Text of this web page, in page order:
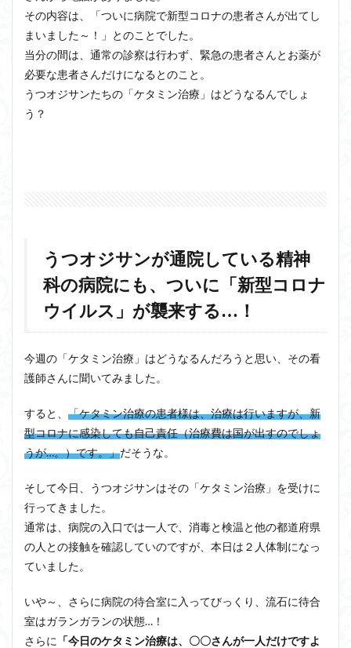
その内容は、「ついに病院で新型コロナの患者さんが出てし
まいました～！」とのことでした。
当分の間は、通常の診察は行わず、緊急の患者さんとお薬が
必要な患者さんだけになるとのこと。
うつオジサンたちの「ケタミン治療」はどうなるんでしょ
う？
うつオジサンが通院している精神
科の病院にも、ついに「新型コロナ
ウイルス」が襲来する…！
今週の「ケタミン治療」はどうなるんだろうと思い、その看
護師さんに聞いてみました。
すると、 「ケタミン治療の患者様は、治療は行いますが、新
型コロナに感染しても自己責任（治療費は国が出すのでしょ
うが…。）です。」だそうな。
そして今日、うつオジサンはその「ケタミン治療」を受けに
行ってきました。
通常は、病院の入口では一人で、消毒と検温と他の都道府県
の人との接触を確認していのですが、本日は２人体制になっ
ていました。
いや～、さらに病院の待合室に入ってびっくり、流石に待合
室はガランガランの状態…！
さらに
「今日のケタミン治療は、〇〇さんが一人だけですよ